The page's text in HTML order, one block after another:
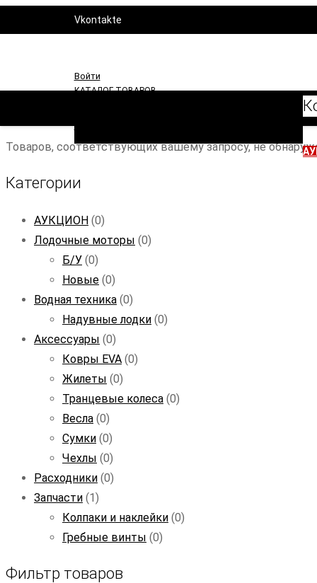
Vkontakte
Войти
КАТАЛОГ ТОВАРОВ
Моторы
Товаров, соответствующих вашему запросу, не
Категории
АУКЦИОН (0)
Лодочные моторы (0)
Б/У (0)
Новые (0)
Водная техника (0)
Надувные лодки (0)
Аксессуары (0)
Ковры EVA (0)
Жилеты (0)
Транцевые колеса (0)
Весла (0)
Сумки (0)
Чехлы (0)
Расходники (0)
Запчасти (1)
Колпаки и наклейки (0)
Гребные винты (0)
Фильтр товаров